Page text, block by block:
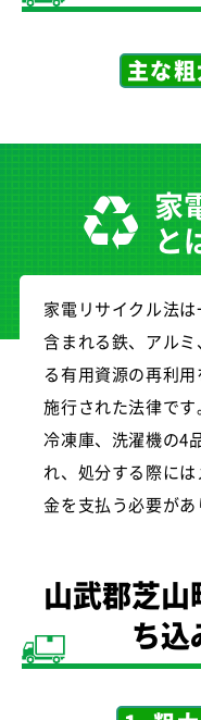
主な
家
と
家電リサイクル法
含まれる鉄、アル
る有用資源の再利
施行された法律です
冷凍庫、洗濯機の4
れ、処分する際に
金を支払う必要があ
山武郡芝
ち込